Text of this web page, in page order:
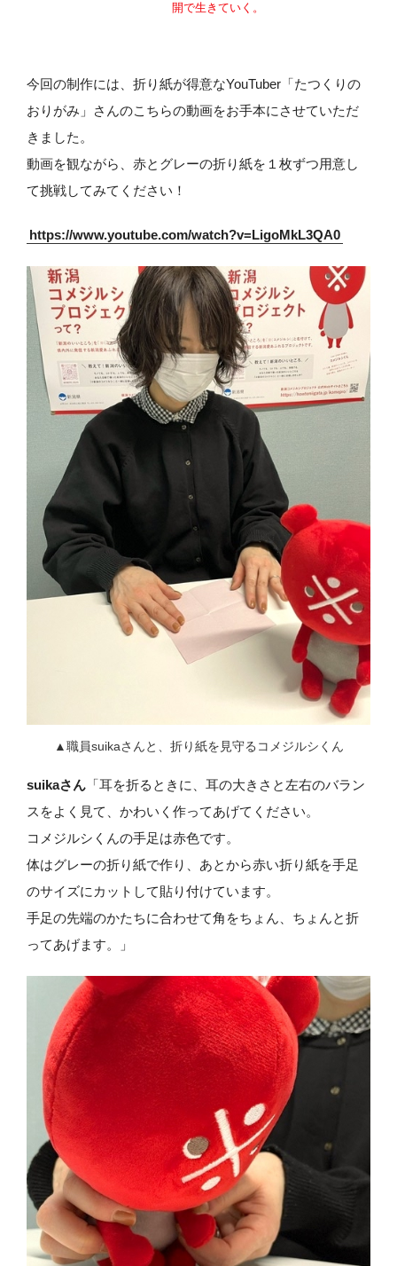
開で生きていく。
今回の制作には、折り紙が得意なYouTuber「たつくりの
おりがみ」さんのこちらの動画をお手本にさせていただ
きました。
動画を観ながら、赤とグレーの折り紙を１枚ずつ用意し
て挑戦してみてください！
https://www.youtube.com/watch?v=LigoMkL3QA0
▲職員suikaさんと、折り紙を見守るコメジルシくん
suikaさん 「耳を折るときに、耳の大きさと左右のバラン
スをよく見て、かわいく作ってあげてください。
コメジルシくんの手足は赤色です。
体はグレーの折り紙で作り、あとから赤い折り紙を手足
のサイズにカットして貼り付けています。
手足の先端のかたちに合わせて角をちょん、ちょんと折
ってあげます。」